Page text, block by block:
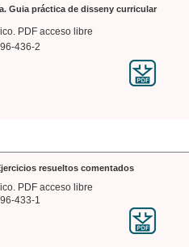
Guia práctica de disseny curricular
PDF acceso libre
436-2
resueltos comentados
PDF acceso libre
433-1